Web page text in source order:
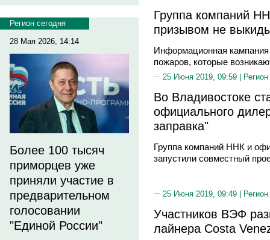
Регион сегодня
28 Мая 2026, 14:14
Более 100 тысяч
приморцев уже
приняли участие в
предварительном
голосовании
"Единой России"
Группа компаний
призывом не
Информационная кампания
пожаров, которые
25 Июня 2019, 09:59 |
Во Владивостоке
официального
заправка"
Группа компаний ННК и
запустили совместный
25 Июня 2019, 09:49 |
Участников ВЭФ
лайнера Costa